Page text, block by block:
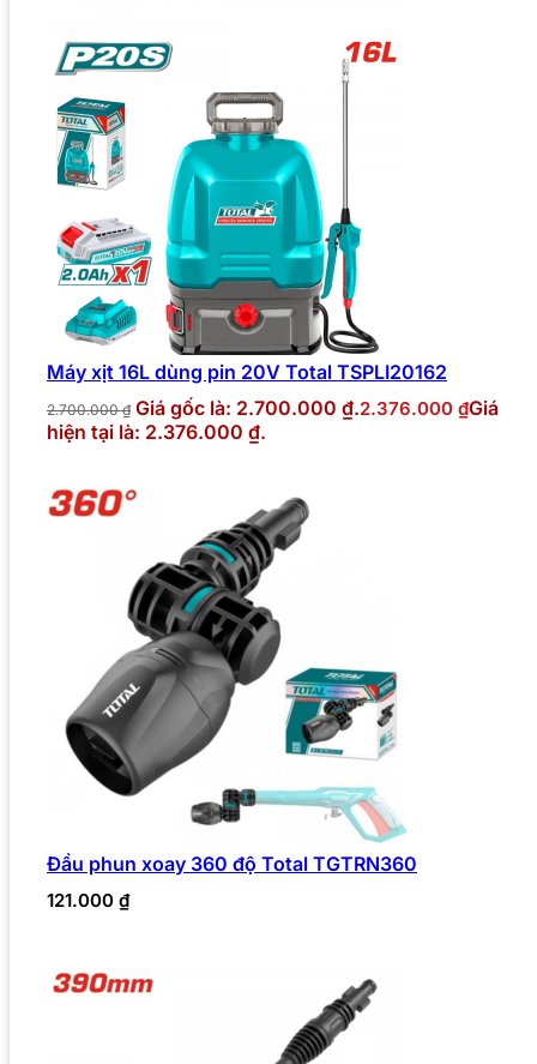
Máy xịt 16L dùng pin 20V Total TSPLI20162
2.700.000₫ Giá gốc là: 2.700.000 ₫.2.376.000 ₫Giá
hiện tại là: 2.376.000 ₫.
Đầu phun xoay 360 độ Total TGTRN360
121.000 ₫